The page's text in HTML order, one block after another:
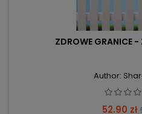
ZDROWE GRANICE -
Author:
Price
52.90 zł